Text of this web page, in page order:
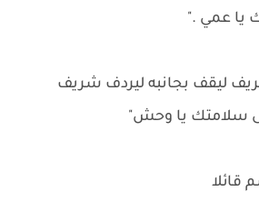
يا عمي ."
ليقف بجانبه ليردف شريف
سلامتك يا وحش"
قائلا